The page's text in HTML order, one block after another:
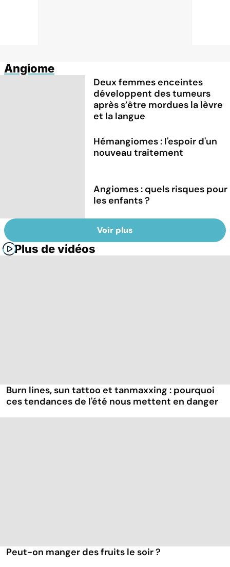
Angiome
Deux femmes enceintes
développent des tumeurs
après s’être mordues la lèvre
et la langue
Hémangiomes : l'espoir d'un
nouveau traitement
Angiomes : quels risques pour
les enfants ?
Voir plus
Plus de vidéos
Burn lines, sun tattoo et tanmaxxing : pourquoi
ces tendances de l'été nous mettent en danger
Peut-on manger des fruits le soir ?